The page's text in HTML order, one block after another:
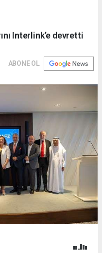
Interlink’e devretti
ABONE OL